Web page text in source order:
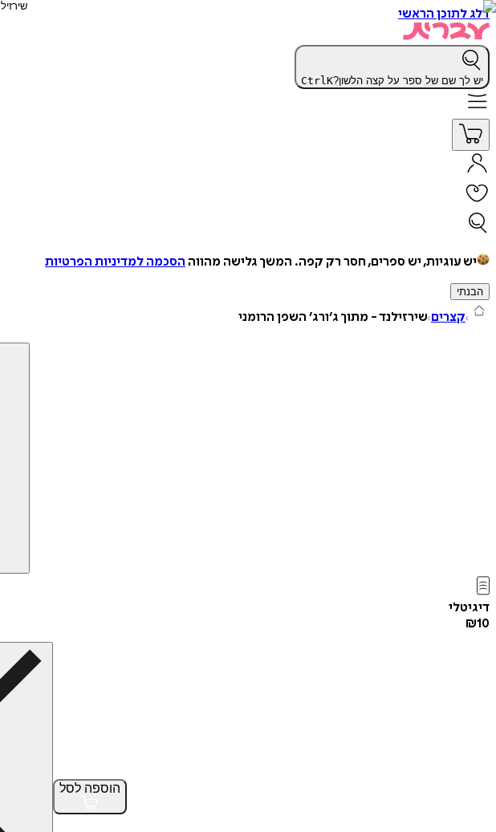
דלג לתוכן הראשי
יש לך שם של ספר על קצה הלשון? CtrlK
יש עוגיות, יש ספרים, חסר רק קפה. המשך גלישה מהווה הסכמה למדיניות הפרטיות
הבנתי
קצרים שירזילנד - מתוך ג׳ורג׳ השפן הרומני
דיגיטלי
₪10
הוספה לסל